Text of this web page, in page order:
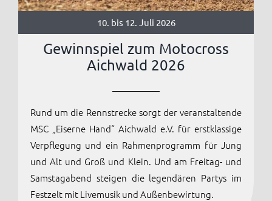
10. bis 12. Juli 2026
Gewinnspiel zum Motocross
Aichwald 2026
Rund um die Rennstrecke sorgt der veranstaltende
MSC „Eiserne Hand“ Aichwald e.V. für erstklassige
Verpflegung und ein Rahmenprogramm für Jung
und Alt und Groß und Klein. Und am Freitag- und
Samstagabend steigen die legendären Partys im
Festzelt mit Livemusik und Außenbewirtung.